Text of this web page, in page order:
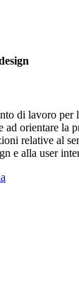
di lavoro per
ad orientare la
relative al
e alla user